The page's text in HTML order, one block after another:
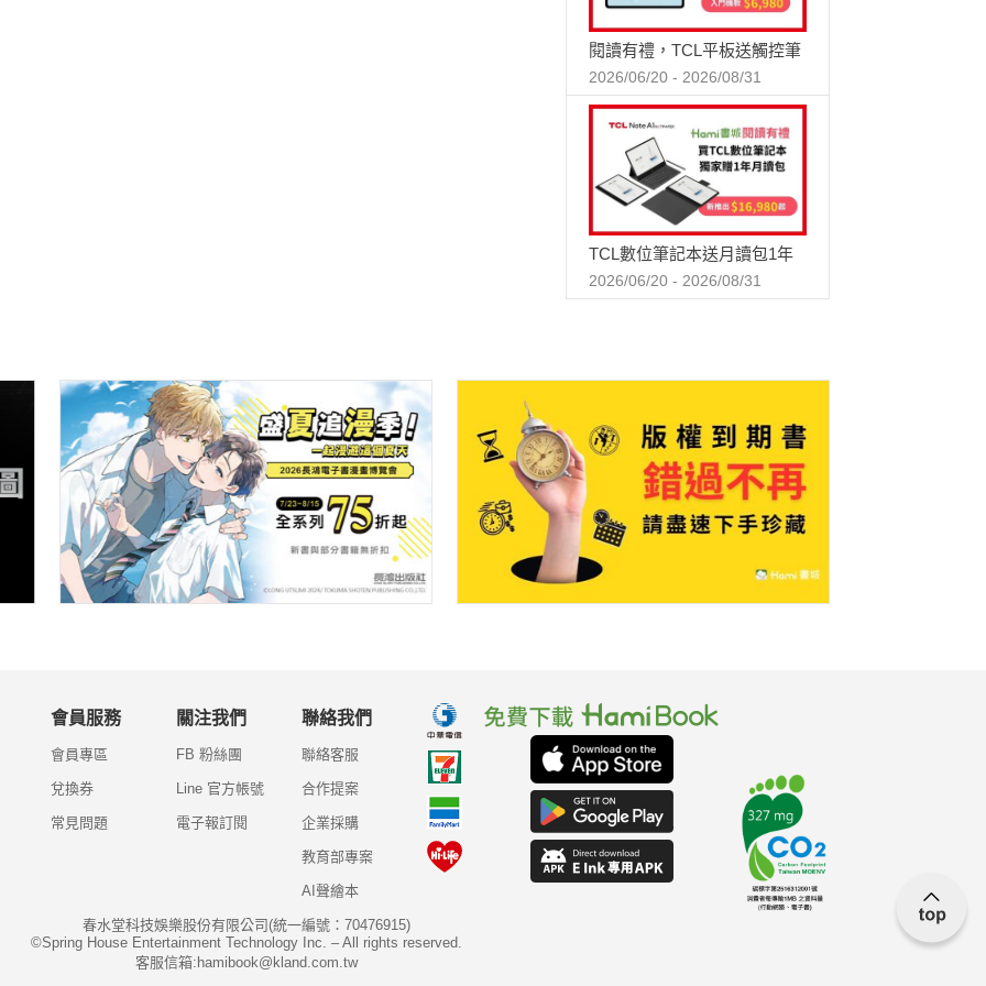
閱讀有禮，TCL平板送觸控筆
2026/06/20 - 2026/08/31
TCL數位筆記本送月讀包1年
2026/06/20 - 2026/08/31
會員服務
會員專區
兌換券
常見問題
關注我們
FB 粉絲團
Line 官方帳號
電子報訂閱
聯絡我們
聯絡客服
合作提案
企業採購
教育部專案
AI聲繪本
春水堂科技娛樂股份有限公司(統一編號：70476915)
©Spring House Entertainment Technology Inc. – All rights reserved.
客服信箱:hamibook@kland.com.tw